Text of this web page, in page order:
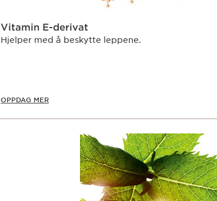
Vitamin E-derivat
Hjelper med å beskytte leppene.
OPPDAG MER